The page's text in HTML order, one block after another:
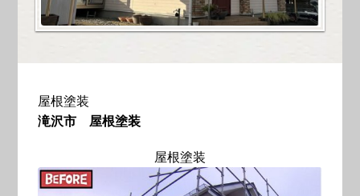
屋根塗装
滝沢市 屋根塗装
屋根塗装